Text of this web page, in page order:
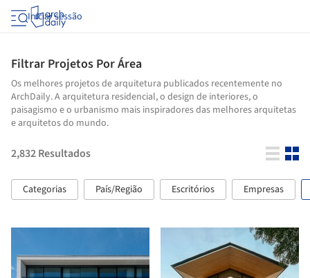
Iniciar sessão
Filtrar Projetos Por Área
Os melhores projetos de arquitetura publicados recentemente no
ArchDaily. A arquitetura residencial, o design de interiores, o
paisagismo e o urbanismo mais inspiradores das melhores arquitetas
e arquitetos do mundo.
2,832Resultados
Categorias País/Região Escritórios Empresas